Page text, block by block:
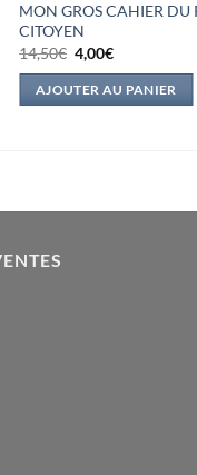
MON GROS CAHIER DU
CITOYEN
14,50€ Le
prix
initial
était :
4,00€Le
actuel
est :
AJOUTER AU PANIER